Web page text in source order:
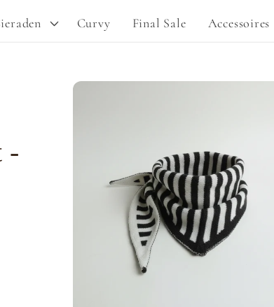
Curvy Final Sale Accessoires
-